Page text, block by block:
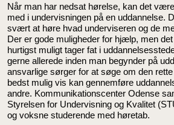
Når man har nedsat hørelse, kan det
med i undervisningen på en
svært at høre hvad underviseren og de
Der er gode muligheder for hjælp, men
hurtigst muligt tager fat i
gerne allerede inden man begynder på
ansvarlige sørger for at søge om den
bedst mulig vis kan gennemføre
andre. Kommunikationscenter Odense
Styrelsen for Undervisning og Kvalitet
og voksne studerende med høretab.